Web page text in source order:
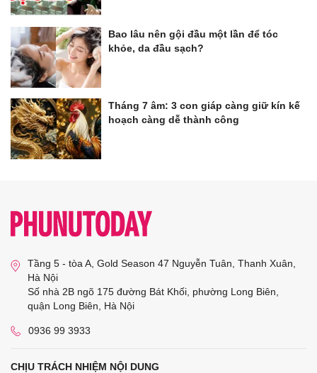
Bao lâu nên gội đầu một lần để tóc
khỏe, da đầu sạch?
Tháng 7 âm: 3 con giáp càng giữ kín kế
hoạch càng dễ thành công
Tầng 5 - tòa A, Gold Season 47 Nguyễn Tuân, Thanh Xuân,
Hà Nội
Số nhà 2B ngõ 175 đường Bát Khối, phường Long Biên,
quận Long Biên, Hà Nội
0936 99 3933
CHỊU TRÁCH NHIỆM NỘI DUNG